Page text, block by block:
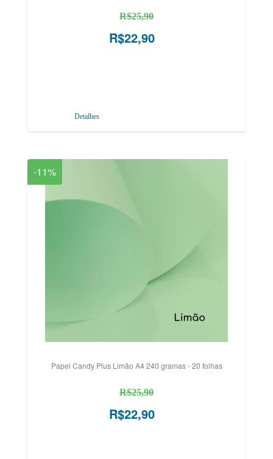
R$25,90
R$22,90
Detalhes
-11%
Papel Candy Plus Limão A4 240 gramas - 20 folhas
R$25,90
R$22,90